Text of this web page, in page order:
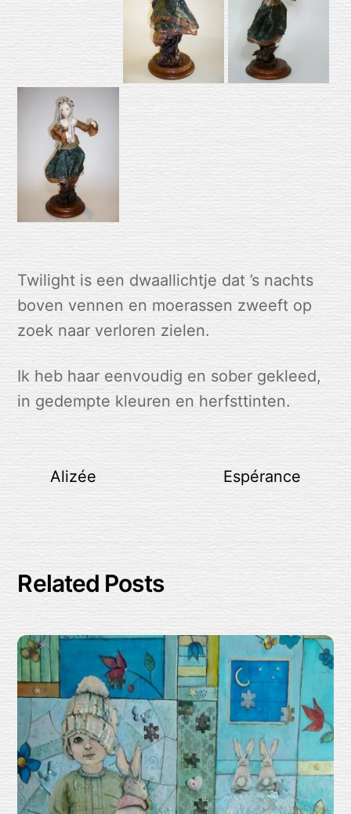
Twilight is een dwaallichtje dat ’s nachts
boven vennen en moerassen zweeft op
zoek naar verloren zielen.
Ik heb haar eenvoudig en sober gekleed,
in gedempte kleuren en herfsttinten.
Alizée Espérance
Related Posts